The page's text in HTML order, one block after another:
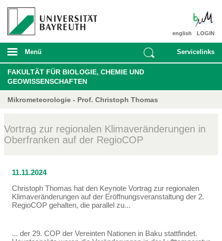
LOGIN
english
Menü Servicelinks
FAKULTÄT FÜR BIOLOGIE, CHEMIE UND
GEOWISSENSCHAFTEN
Mikrometeorologie - Prof. Christoph Thomas
Vortrag zur regionalen Klimaveränderungen in
Oberfranken auf der RegioCOP
11.11.2024
Christoph Thomas hat den Keynote Vortrag zur regionalen
Klimaveränderungen auf der Eröffnungsveranstaltung der 2.
RegioCOP gehalten, die parallel zu...
... der 29. COP der Vereinten Nationen in Baku stattfindet.